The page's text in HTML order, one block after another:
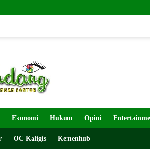
Timnas
Ekonomi Hukum Opini
OC Kaligis Kemenhub